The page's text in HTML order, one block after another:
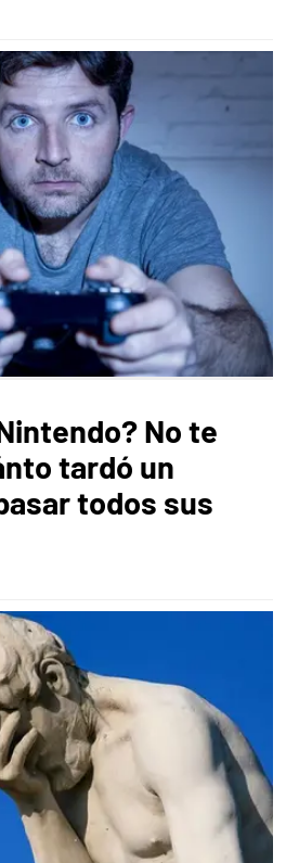
No te
tardó un
todos sus